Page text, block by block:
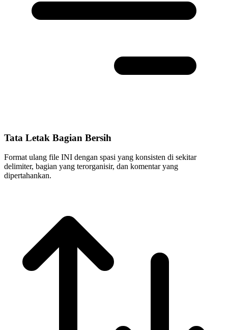
Tata Letak Bagian Bersih
Format ulang file INI dengan spasi yang konsisten di sekitar
delimiter, bagian yang terorganisir, dan komentar yang
dipertahankan.